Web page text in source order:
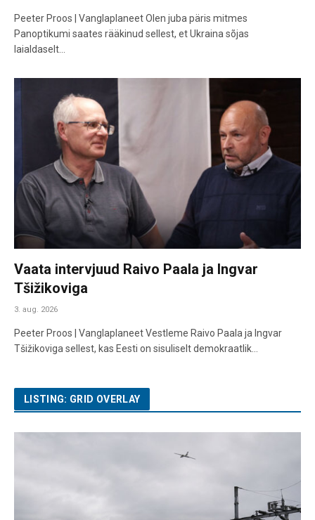
Peeter Proos | Vanglaplaneet Olen juba päris mitmes
Panoptikumi saates rääkinud sellest, et Ukraina sõjas
laialdaselt…
Vaata intervjuud Raivo Paala ja Ingvar
Tšižikoviga
3. aug. 2026
Peeter Proos | Vanglaplaneet Vestleme Raivo Paala ja Ingvar
Tšižikoviga sellest, kas Eesti on sisuliselt demokraatlik…
LISTING: GRID OVERLAY